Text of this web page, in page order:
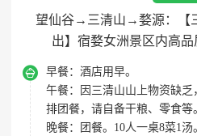
望仙谷→三清山→婺源：【
出】宿婺女洲景区内高
 早餐： 酒店用早。
午餐：
因三清山山上物资缺
排团餐，请自备干粮、零食等
晚餐：
团餐。10人一桌8菜1